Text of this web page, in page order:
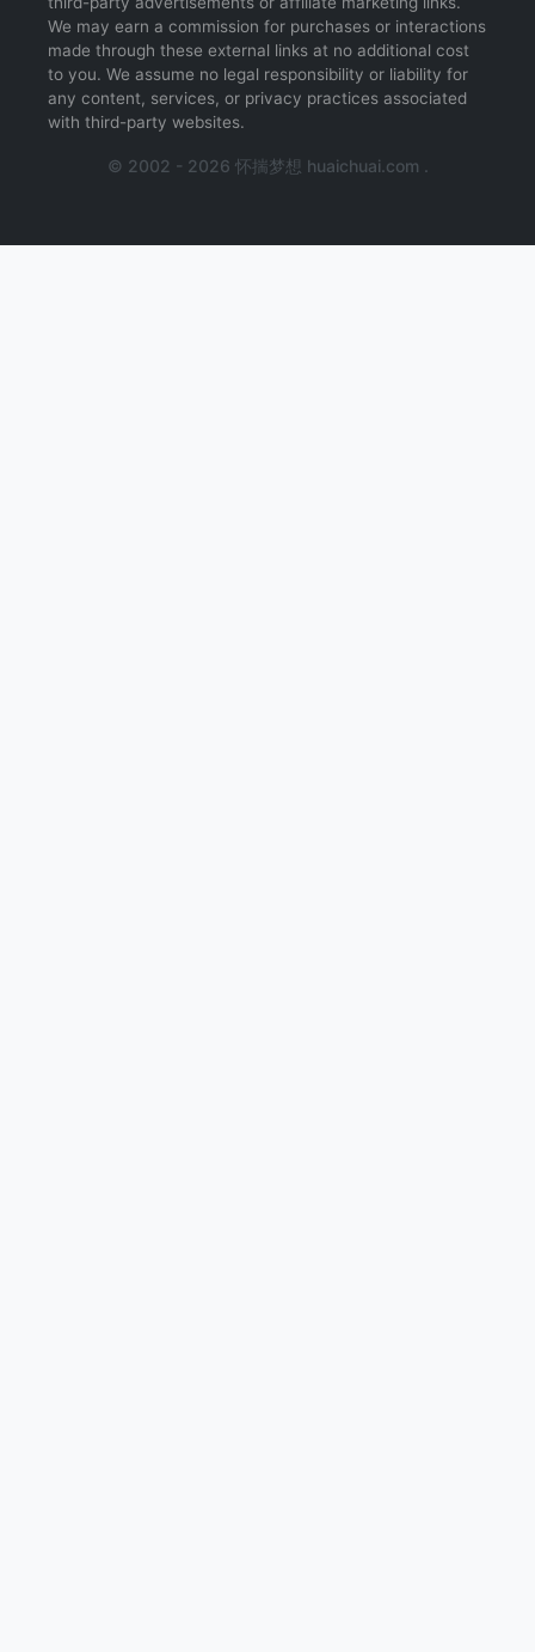
We may earn a commission for purchases or interactions
made through these external links at no additional cost
to you. We assume no legal responsibility or liability for
any content, services, or privacy practices associated
with third-party websites.
© 2002 - 2026 怀揣梦想 huaichuai.com .